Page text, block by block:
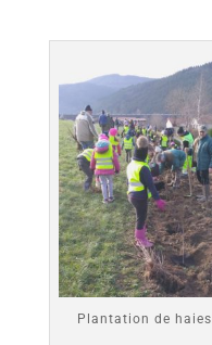
Plantation de haies